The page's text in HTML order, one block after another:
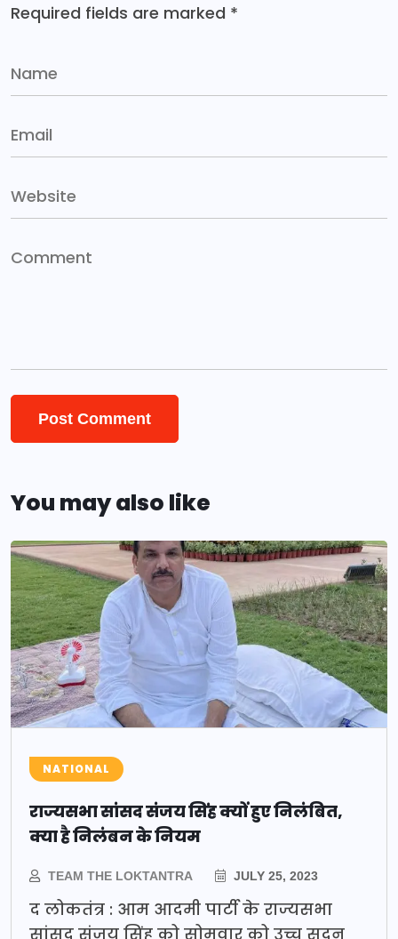
Required fields are marked *
You may also like
NATIONAL
राज्यसभा सांसद संजय सिंह क्यों हुए निलंबित,
क्या है निलंबन के नियम
TEAM THE LOKTANTRA JULY 25, 2023
द लोकतंत्र : आम आदमी पार्टी के राज्यसभा
सांसद संजय सिंह को सोमवार को उच्च सदन